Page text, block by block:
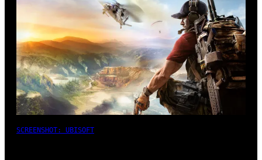
SCREENSHOT: UBISOFT